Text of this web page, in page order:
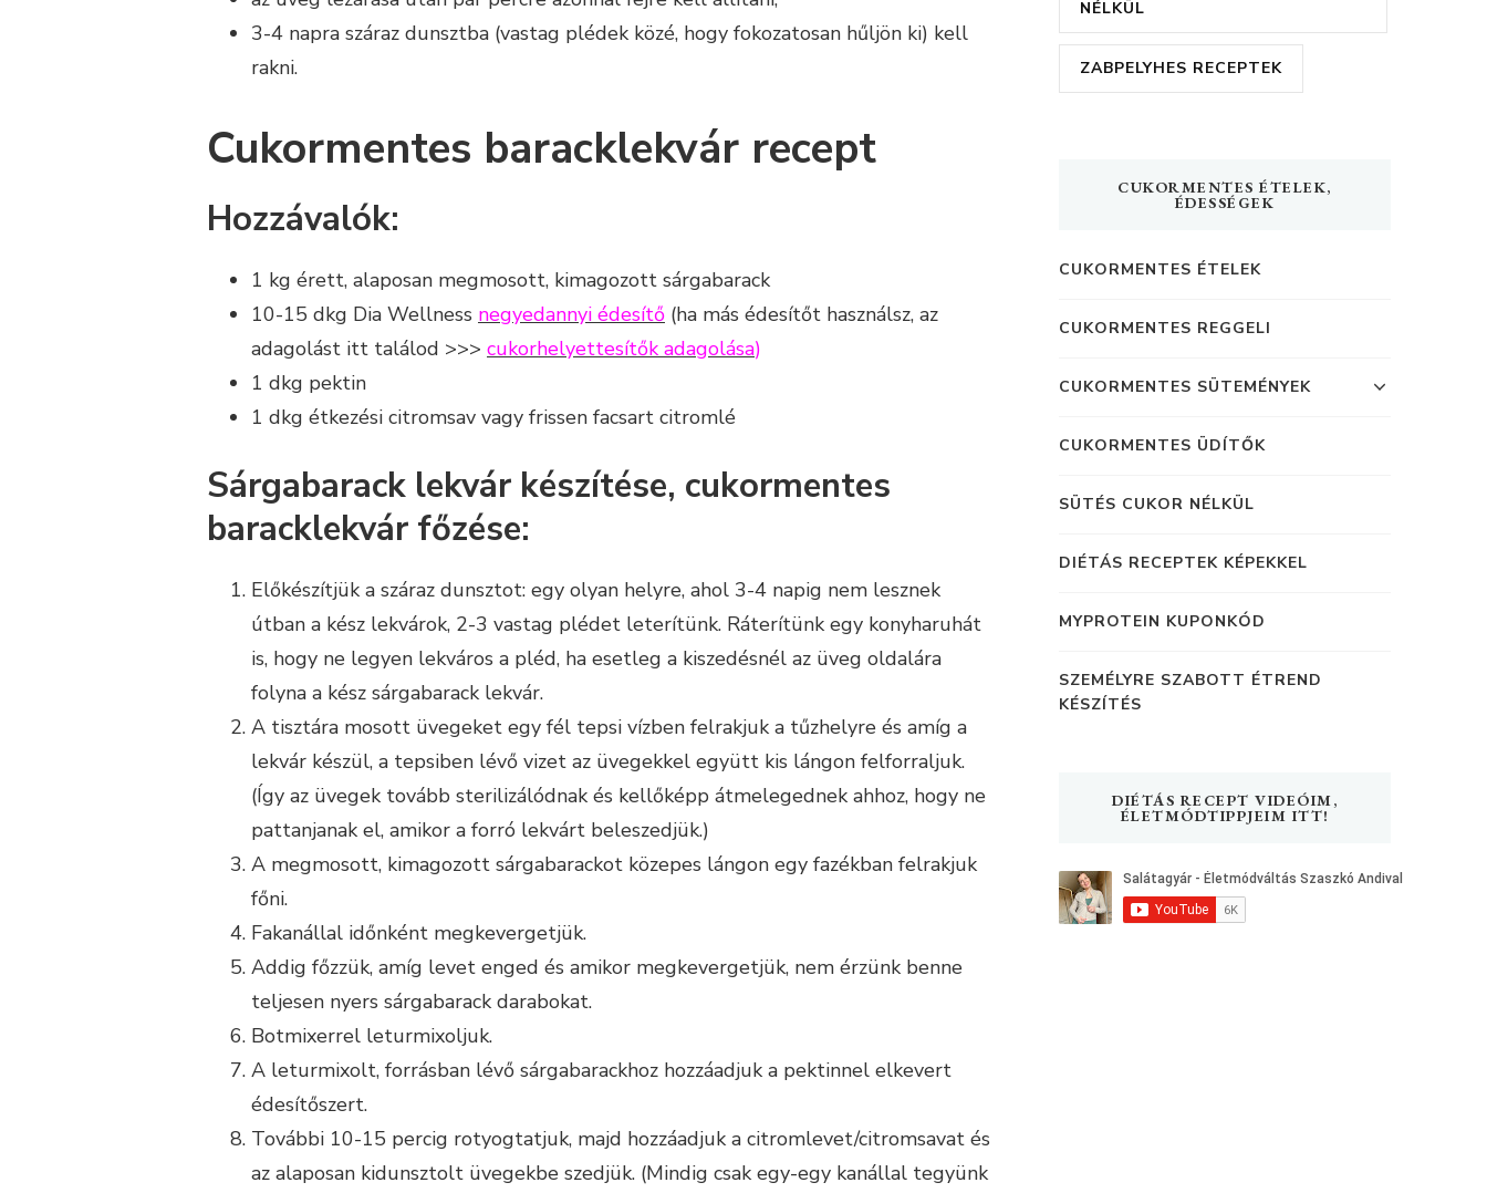
3-4 napra száraz dunsztba (vastag plédek közé, hogy fokozatosan hűljön ki) kell
rakni.
Cukormentes baracklekvár recept
Hozzávalók:
1 kg érett, alaposan megmosott, kimagozott sárgabarack
10-15 dkg Dia Wellness negyedannyi édesítő (ha más édesítőt használsz, az
adagolást itt találod >>> cukorhelyettesítők adagolása)
1 dkg pektin
1 dkg étkezési citromsav vagy frissen facsart citromlé
Sárgabarack lekvár készítése, cukormentes
baracklekvár főzése:
Előkészítjük a száraz dunsztot: egy olyan helyre, ahol 3-4 napig nem lesznek
útban a kész lekvárok, 2-3 vastag plédet leterítünk. Ráterítünk egy konyharuhát
is, hogy ne legyen lekváros a pléd, ha esetleg a kiszedésnél az üveg oldalára
folyna a kész sárgabarack lekvár.
A tisztára mosott üvegeket egy fél tepsi vízben felrakjuk a tűzhelyre és amíg a
lekvár készül, a tepsiben lévő vizet az üvegekkel együtt kis lángon felforraljuk.
(Így az üvegek tovább sterilizálódnak és kellőképp átmelegednek ahhoz, hogy ne
pattanjanak el, amikor a forró lekvárt beleszedjük.)
A megmosott, kimagozott sárgabarackot közepes lángon egy fazékban felrakjuk
főni.
Fakanállal időnként megkevergetjük.
Addig főzzük, amíg levet enged és amikor megkevergetjük, nem érzünk benne
teljesen nyers sárgabarack darabokat.
Botmixerrel leturmixoljuk.
A leturmixolt, forrásban lévő sárgabarackhoz hozzáadjuk a pektinnel elkevert
édesítőszert.
További 10-15 percig rotyogtatjuk, majd hozzáadjuk a citromlevet/citromsavat és
az alaposan kidunsztolt üvegekbe szedjük. (Mindig csak egy-egy kanállal tegyünk
NÉLKÜL
ZABPELYHES RECEPTEK
CUKORMENTES ÉTELEK,
ÉDESSÉGEK
CUKORMENTES ÉTELEK
CUKORMENTES REGGELI
CUKORMENTES SÜTEMÉNYEK
CUKORMENTES ÜDÍTŐK
SÜTÉS CUKOR NÉLKÜL
DIÉTÁS RECEPTEK KÉPEKKEL
MYPROTEIN KUPONKÓD
SZEMÉLYRE SZABOTT ÉTREND
KÉSZÍTÉS
DIÉTÁS RECEPT VIDEÓIM,
ÉLETMÓDTIPPJEIM ITT!